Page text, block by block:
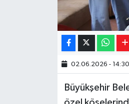
02.06.2026 - 14:30
Büyükşehir